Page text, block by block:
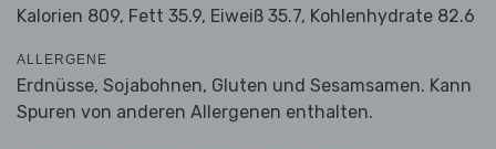
Kalorien 809, Fett 35.9, Eiweiß 35.7, Kohlenhydrate 82.6
ALLERGENE
Erdnüsse, Sojabohnen, Gluten und Sesamsamen. Kann
Spuren von anderen Allergenen enthalten.